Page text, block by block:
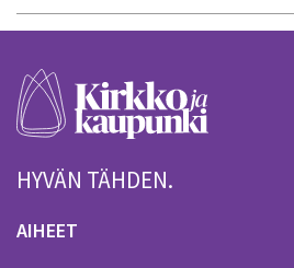
HYVÄN TÄHDEN.
AIHEET